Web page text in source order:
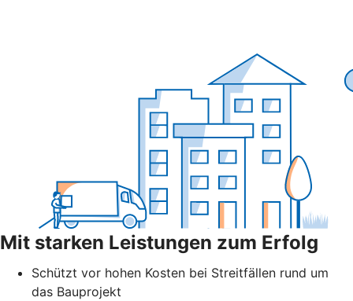
Mit starken Leistungen zum Erfolg
Schützt vor hohen Kosten bei Streitfällen rund um
das Bauprojekt